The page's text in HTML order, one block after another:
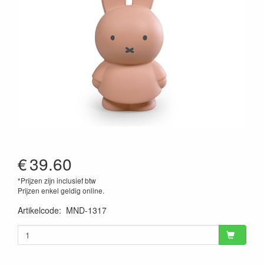
€39.60
*Prijzen zijn inclusief btw
Prijzen enkel geldig online.
Artikelcode: MND-1317